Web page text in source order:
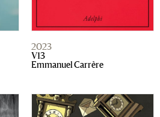
2023
V13
Emmanuel Carrère